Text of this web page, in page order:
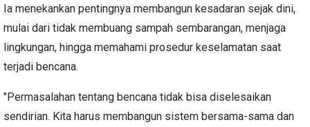
Ia menekankan pentingnya membangun kesadaran sejak dini,
mulai dari tidak membuang sampah sembarangan, menjaga
lingkungan, hingga memahami prosedur keselamatan saat
terjadi bencana.
"Permasalahan tentang bencana tidak bisa diselesaikan
sendirian. Kita harus membangun sistem bersama-sama dan